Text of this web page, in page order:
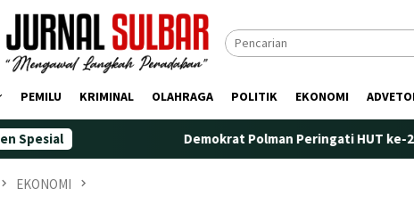
PEMILU KRIMINAL OLAHRAGA POLITIK EKONOMI
Spesial
Demokrat Polman Peringati HUT ke-25 dengan Aksi Nyata di
EKONOMI